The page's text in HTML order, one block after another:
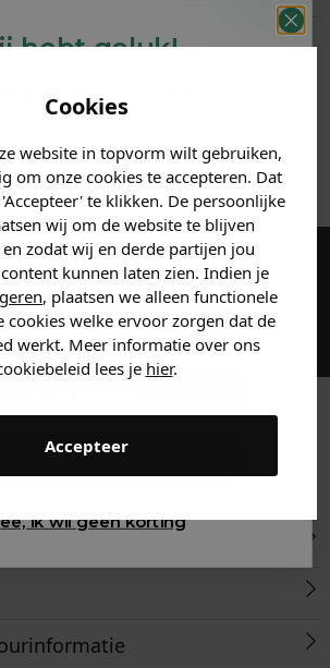
Cookies
website in topvorm wilt gebruiken,
om onze cookies te accepteren. Dat
te klikken. De persoonlijke
wij om de website te blijven
zodat wij en derde partijen jou
kunnen laten zien. Indien je
, plaatsen we alleen functionele
cookies welke ervoor zorgen dat de
werkt. Meer informatie over ons
lees je hier.
Accepteer
OOK
aan en ontvang 5%
je eerste bestelling!
hebt geluk!
(Tot-30%
waar je naar op
👇
Heren kleding
Dames kleding
Gewoon rondkijken
ik wil geen korting